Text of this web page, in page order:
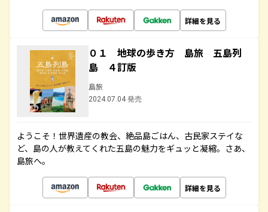
詳細を見る
０１ 地球の歩き方 島旅 五島列
島 ４訂版
島旅
2024.07.04 発売
ようこそ！世界遺産の教会、絶品島ごはん、古民家ステイな
ど、島の人が教えてくれた五島の魅力をギュッと凝縮。さあ、
島旅へ。
詳細を見る